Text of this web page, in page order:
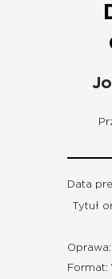
Data
Tytuł
Oprawa:
Format: